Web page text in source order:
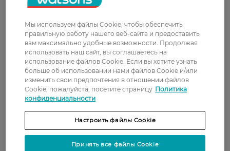
0
З 0 відгуків
Доставка
Новая почта
Укрпочта
Мы используем файлы Cookie, чтобы обеспечить
правильную работу нашего веб-сайта и предоставить
вам максимально удобные возможности. Продолжая
использовать наш сайт, вы соглашаетесь на
использование файлов Cookie. Если вы хотите узнать
больше об использовании нами файлов Cookie и/или
изменить свои предпочтения в отношении файлов
Cookie, пожалуйста, посетите страницу Политика
конфиденциальности
Настроить файлы Cookie
Принять все файлы Cookie